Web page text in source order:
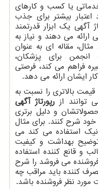
یا کسب و کارهای
اعتبار بیشتر برای جذب
آگهی یک ابزار قدرتمند
می دهند و نیاز به
مقاله ای به عنوان
برای پزشکان،
فراهم می کند، فرصتی
ایشان ارائه می دهد.
قیمت بالاتری را نسبت به
توانند از رپورتاژ آگهی
و دلیل برتری
خود شرح کنند. برای مثال
استفاده می کند می
توضیح بهداشت و کیفیت
و قانع کننده استفاده
فروشنده می فروشد را شرح
کننده باید مراقب چه
نظر فروشنده باشد.